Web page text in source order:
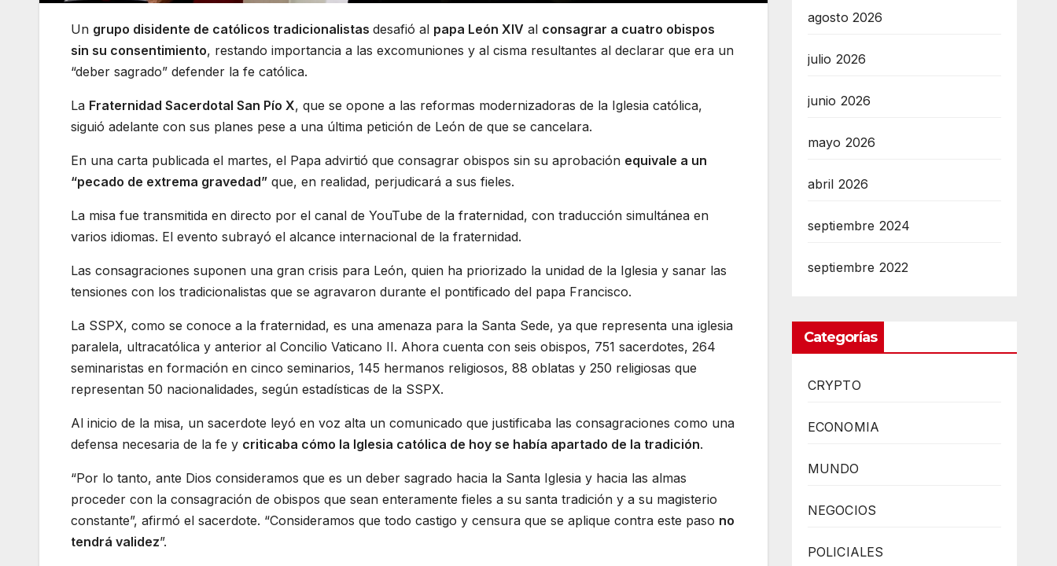
Un grupo disidente de católicos tradicionalistas desafió al papa León XIV al consagrar a cuatro obispos
sin su consentimiento, restando importancia a las excomuniones y al cisma resultantes al declarar que era un
“deber sagrado” defender la fe católica.
La Fraternidad Sacerdotal San Pío X, que se opone a las reformas modernizadoras de la Iglesia católica,
siguió adelante con sus planes pese a una última petición de León de que se cancelara.
En una carta publicada el martes, el Papa advirtió que consagrar obispos sin su aprobación equivale a un
“pecado de extrema gravedad” que, en realidad, perjudicará a sus fieles.
La misa fue transmitida en directo por el canal de YouTube de la fraternidad, con traducción simultánea en
varios idiomas. El evento subrayó el alcance internacional de la fraternidad.
Las consagraciones suponen una gran crisis para León, quien ha priorizado la unidad de la Iglesia y sanar las
tensiones con los tradicionalistas que se agravaron durante el pontificado del papa Francisco.
La SSPX, como se conoce a la fraternidad, es una amenaza para la Santa Sede, ya que representa una iglesia
paralela, ultracatólica y anterior al Concilio Vaticano II. Ahora cuenta con seis obispos, 751 sacerdotes, 264
seminaristas en formación en cinco seminarios, 145 hermanos religiosos, 88 oblatas y 250 religiosas que
representan 50 nacionalidades, según estadísticas de la SSPX.
Al inicio de la misa, un sacerdote leyó en voz alta un comunicado que justificaba las consagraciones como una
defensa necesaria de la fe y criticaba cómo la Iglesia católica de hoy se había apartado de la tradición.
“Por lo tanto, ante Dios consideramos que es un deber sagrado hacia la Santa Iglesia y hacia las almas
proceder con la consagración de obispos que sean enteramente fieles a su santa tradición y a su magisterio
constante”, afirmó el sacerdote. “Consideramos que todo castigo y censura que se aplique contra este paso no
tendrá validez”.
agosto 2026
julio 2026
junio 2026
mayo 2026
abril 2026
septiembre 2024
septiembre 2022
Categorías
CRYPTO
ECONOMIA
MUNDO
NEGOCIOS
POLICIALES